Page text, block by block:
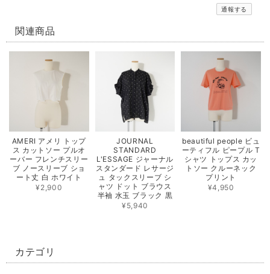
通報する
関連商品
AMERI アメリ トップ
ス カットソー プルオ
ーバー フレンチスリー
ブ ノースリーブ ショ
ート丈 白 ホワイト
¥2,900
JOURNAL
STANDARD
L'ESSAGE ジャーナル
スタンダード レサージ
ュ タックスリーブ シ
ャツ ドット ブラウス
半袖 水玉 ブラック 黒
¥5,940
beautiful people ビュ
ーティフル ピープル T
シャツ トップス カッ
トソー クルーネック
プリント
¥4,950
カテゴリ